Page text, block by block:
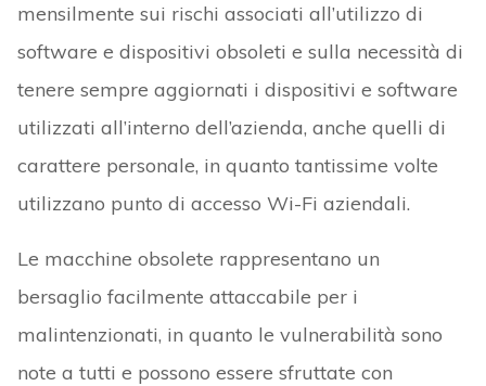
mensilmente sui rischi associati all’utilizzo di
software e dispositivi obsoleti e sulla necessità di
tenere sempre aggiornati i dispositivi e software
utilizzati all’interno dell’azienda, anche quelli di
carattere personale, in quanto tantissime volte
utilizzano punto di accesso Wi-Fi aziendali.
Le macchine obsolete rappresentano un
bersaglio facilmente attaccabile per i
malintenzionati, in quanto le vulnerabilità sono
note a tutti e possono essere sfruttate con